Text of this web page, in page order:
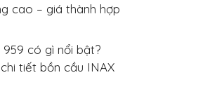
cao – giá thành hợp
959 có gì nổi bật?
tiết bồn cầu INAX